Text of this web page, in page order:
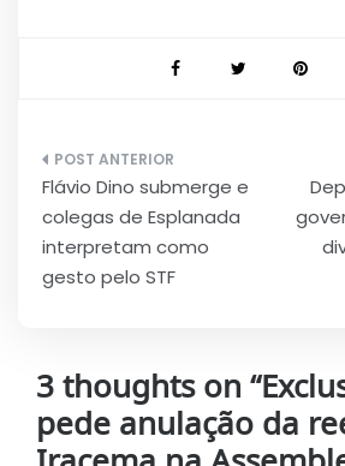
Navegação
de
Post
Flávio Dino submerge e
colegas de Esplanada
interpretam como
gesto pelo STF
3 thoughts on “
pede anulação da